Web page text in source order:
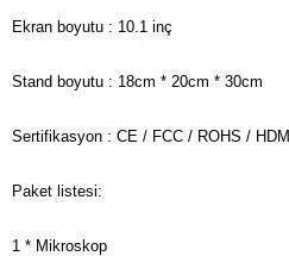
Ekran boyutu : 10.1 inç
Stand boyutu : 18cm * 20cm * 30cm
Sertifikasyon : CE / FCC / ROHS / HDMI
Paket listesi:
1 * Mikroskop